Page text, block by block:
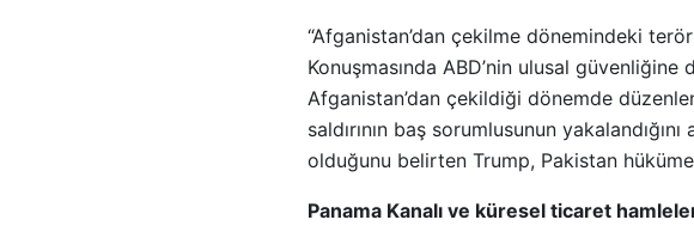
“Afganistan’dan çekilme dönemindeki terör
Konuşmasında ABD’nin ulusal
Afganistan’dan çekildiği dönemde
saldırının baş sorumlusunun
olduğunu belirten Trump, Pakistan
Panama Kanalı ve küresel ticaret